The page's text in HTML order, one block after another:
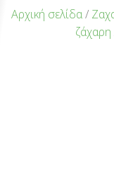
Αρχική σελίδα/
ζάχαρη